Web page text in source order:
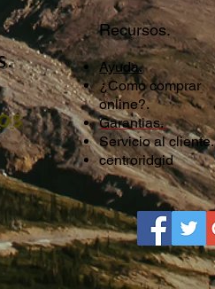
Recursos.
Ayuda.
¿Como comprar
online?.
Garantias.
Servicio al cliente.
centroridgid